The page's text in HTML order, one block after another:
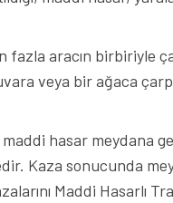
fazla aracın birbiriyle
veya bir ağaca
maddi hasar meydana
Kaza sonucunda
Maddi Hasarlı